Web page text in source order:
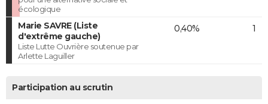
écologique
Marie SAVRE (Liste
d'extrême gauche)
Liste Lutte Ouvrière soutenue par
Arlette Laguiller
0,40% 1
Participation au scrutin